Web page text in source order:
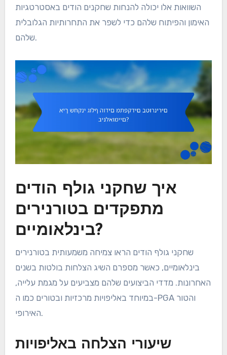
השוואות אלו יכולה להנחות שחקנים הודים באסטרטגיות
האימון והפיתוח שלהם כדי לשפר את התחרותיות הגלובלית
שלהם.
איך שחקני גולף הודים
מתפקדים בטורנירים
בינלאומיים?
שחקני גולף הודים הראו צמיחה משמעותית בטורנירים
בינלאומיים, כאשר מספרם השיג הצלחות בולטות בשנים
האחרונות. מדדי הביצועים שלהם מצביעים על מגמת עלייה,
במיוחד באליפויות מרכזיות ובטורים כמו ה-PGA והטור
האירופי.
שיעורי הצלחה באליפויות